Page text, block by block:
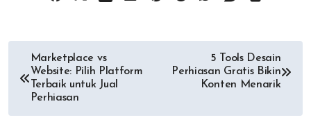
Post
navigation
Marketplace vs
Website: Pilih Platform
Terbaik untuk Jual
Perhiasan
5 Tools Desain
Perhiasan Gratis Bikin
Konten Menarik